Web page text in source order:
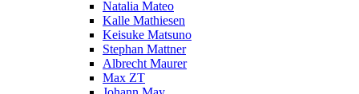
Natalia Mateo
Kalle Mathiesen
Keisuke Matsuno
Stephan Mattner
Albrecht Maurer
Max ZT